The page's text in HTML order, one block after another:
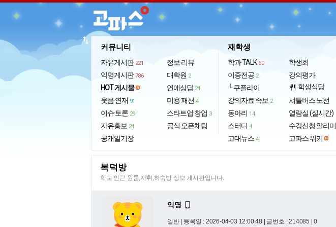
커뮤니티
자유게시판 221
익명게시판 786
HOT 게시물
웃음·연재 91
이슈·토론 29
자유홍보 24
공개일기장
정보·리뷰
대학원 2
연애상담 24
미용·패션 4
스타트업·창업 3
공식 오픈채팅
재학생
학과 TALK 60
이중전공 2
└ 쿠플라이
강의자료·족보 2
동아리 14
스터디 4
고대뉴스 4
학생회
강의평가
restaurant 학생식당
셔틀버스 노선
열람실 (실시간)
수강신청 알리미
고파스 위키
import_export
복덕방
학교 인근 원룸,자취,하숙방 정보 게시판입니다.
익명 
일반 | 등록일 : 2026-04-03 12:00:48 | 글번호 : 214085 | 0